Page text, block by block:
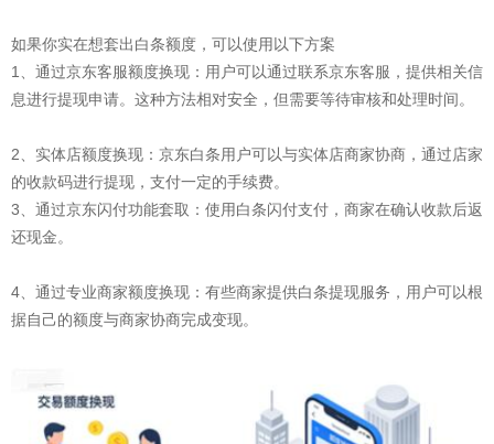
如果你实在想套出白条额度，可以使用以下方案
1、通过京东客服额度换现：用户可以通过联系京东客服，提供相关信
息进行提现申请。这种方法相对安全，但需要等待审核和处理时间。
2、实体店额度换现：京东白条用户可以与实体店商家协商，通过店家
的收款码进行提现，支付一定的手续费。
3、通过京东闪付功能套取：使用白条闪付支付，商家在确认收款后返
还现金。
4、通过专业商家额度换现：有些商家提供白条提现服务，用户可以根
据自己的额度与商家协商完成变现。